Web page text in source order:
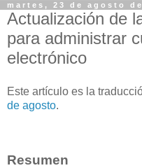
martes, 23 de agosto de
Actualización de
para administrar
electrónico
Este artículo es la
de agosto.
Resumen